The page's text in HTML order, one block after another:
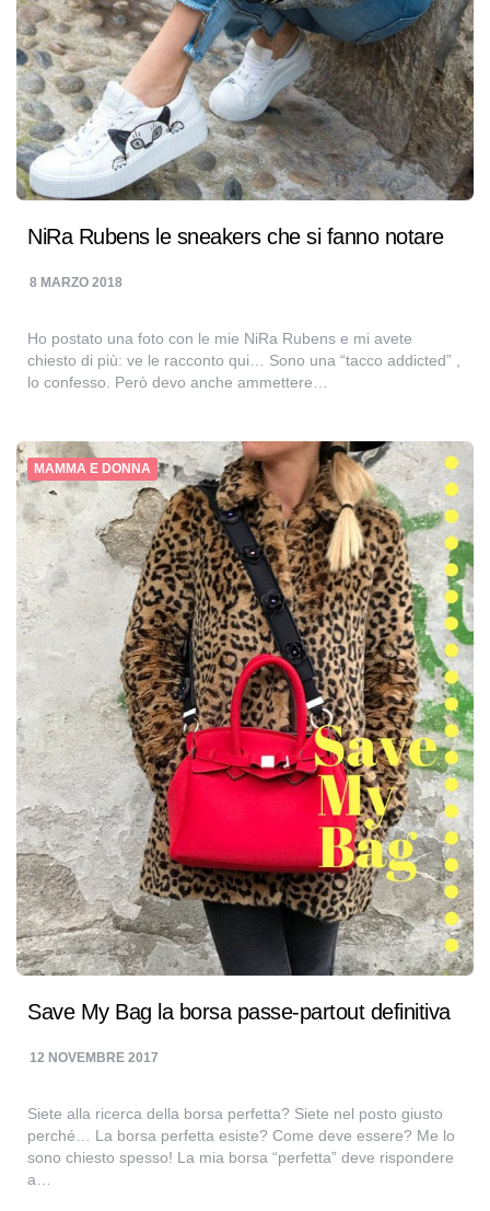
NiRa Rubens le sneakers che si fanno notare
8 MARZO 2018
Ho postato una foto con le mie NiRa Rubens e mi avete
chiesto di più: ve le racconto qui… Sono una “tacco addicted” ,
lo confesso. Però devo anche ammettere…
MAMMA E DONNA
Save My Bag la borsa passe-partout definitiva
12 NOVEMBRE 2017
Siete alla ricerca della borsa perfetta? Siete nel posto giusto
perché… La borsa perfetta esiste? Come deve essere? Me lo
sono chiesto spesso! La mia borsa “perfetta” deve rispondere
a…